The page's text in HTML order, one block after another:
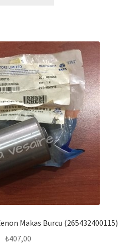
Makas Burcu (265432400115)
₺407,00